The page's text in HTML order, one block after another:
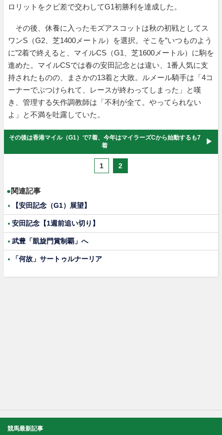
ロリットをクビ差で交わしてG1初勝利を達成した。
その後、休養に入ったモズアスコットは秋の初戦としてス
ワンS（G2、芝1400メートル）を選択。そこを”いつものよう
に”2着で終えると、マイルCS（G1、芝1600メートル）に駒を
進めた。マイルCSでは春の安田記念とは違い、1番人気に支
持されたものの、まさかの13着と大敗。ルメール騎手は「4コ
ーナーでぶつけられて、レースが終わってしまった」と嘆
き、管理する矢作調教師は「不利が全て。やってられない
よ」と不満を吐露していた。
その後は香港マイル（G1）で7着、今年はマイラーズCから始動するも7
着
1 2
●関連記事
【安田記念（G1）展望】
安田記念【1週前追い切り】
武豊「凱旋門賞制覇」へ
「何故」サートゥルナーリア
競馬最新記事